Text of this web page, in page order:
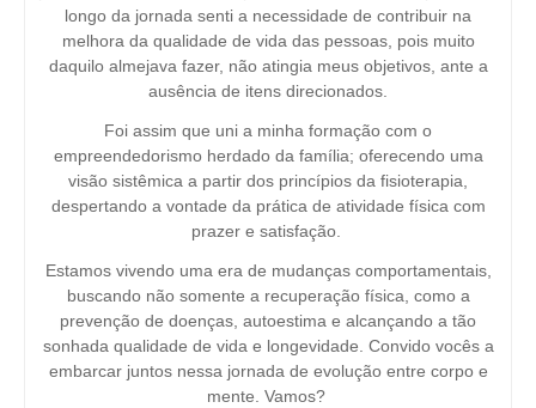
longo da jornada senti a necessidade de contribuir na
melhora da qualidade de vida das pessoas, pois muito
daquilo almejava fazer, não atingia meus objetivos, ante a
ausência de itens direcionados.
Foi assim que uni a minha formação com o
empreendedorismo herdado da família; oferecendo uma
visão sistêmica a partir dos princípios da fisioterapia,
despertando a vontade da prática de atividade física com
prazer e satisfação.
Estamos vivendo uma era de mudanças comportamentais,
buscando não somente a recuperação física, como a
prevenção de doenças, autoestima e alcançando a tão
sonhada qualidade de vida e longevidade. Convido vocês a
embarcar juntos nessa jornada de evolução entre corpo e
mente. Vamos?